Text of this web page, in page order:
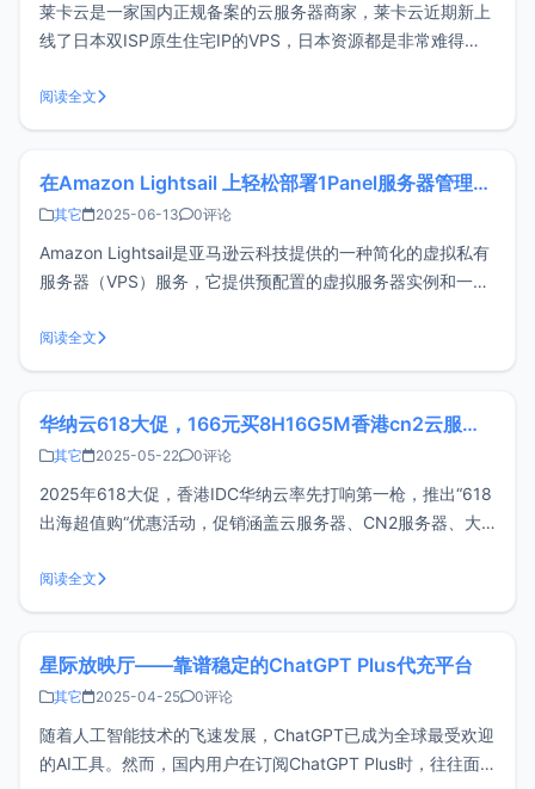
莱卡云是一家国内正规备案的云服务器商家，莱卡云近期新上
线了日本双ISP原生住宅IP的VPS，日本资源都是非常难得
https://www.lcayun.com内存CPU带宽硬盘流量价格购买1G1
核10M20G500G/月88元/月链接1G1核30M20
阅读全文
在Amazon Lightsail 上轻松部署1Panel服务器管理面板
其它 2025-06-13 0评论
Amazon Lightsail是亚马逊云科技提供的一种简化的虚拟私有
服务器（VPS）服务，它提供预配置的虚拟服务器实例和一系
实例，适用于各种规模的应用程序和工作负载。新注册用户还
可以免费试用3个月，体验其强大功能并充分了解其价值。
阅读全文
华纳云618大促，166元买8H16G5M香港cn2云服务器，大带宽服务器688起
其它 2025-05-22 0评论
2025年618大促，香港IDC华纳云率先打响第一枪，推出“618
出海超值购“优惠活动，促销涵盖云服务器、CN2服务器、大
字化转型，轻松实现降本增效。华纳云618活动核心亮点：首
单特惠，购买云服务器可享2折超低折扣，1H1G5M CN2永久
阅读全文
星际放映厅——靠谱稳定的ChatGPT Plus代充平台
其它 2025-04-25 0评论
随着人工智能技术的飞速发展，ChatGPT已成为全球最受欢迎
的AI工具。然而，国内用户在订阅ChatGPT Plus时，往往面